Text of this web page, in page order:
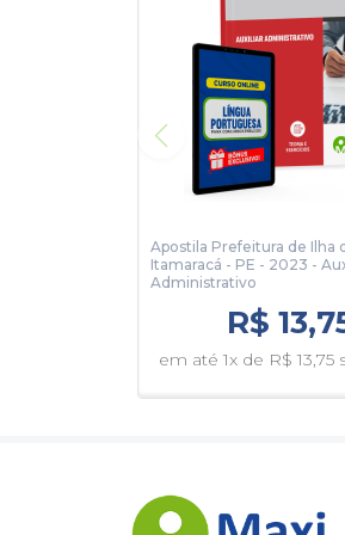
Apostila Prefeitura de Ilha
Itamaracá - PE - 2023 -
Administrativo
R$
em até 1x de R$ 13,75